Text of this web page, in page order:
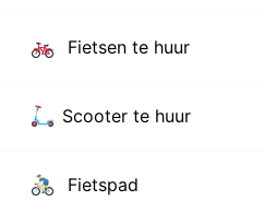
Fietsen te huur
Scooter te huur
Fietspad